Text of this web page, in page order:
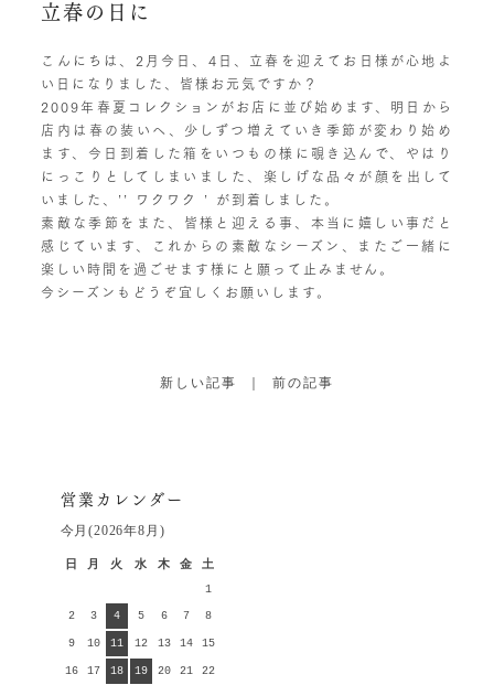
立春の日に
こんにちは、2月今日、4日、立春を迎えてお日様が心地よ
い日になりました、皆様お元気ですか？
2009年春夏コレクションがお店に並び始めます、明日から
店内は春の装いへ、少しずつ増えていき季節が変わり始め
ます、今日到着した箱をいつもの様に覗き込んで、やはり
にっこりとしてしまいました、楽しげな品々が顔を出して
いました、’’ ワクワク ’ が到着しました。
素敵な季節をまた、皆様と迎える事、本当に嬉しい事だと
感じています、これからの素敵なシーズン、またご一緒に
楽しい時間を過ごせます様にと願って止みません。
今シーズンもどうぞ宜しくお願いします。
新しい記事 前の記事
営業カレンダー
今月(2026年8月)
日 月 火 水 木 金 土
1
2 3 4 5 6 7 8
9 10 11 12 13 14 15
16 17 18 19 20 21 22